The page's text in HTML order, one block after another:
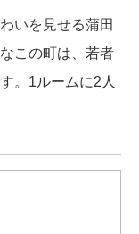
いを見せる蒲田
この町は、若者
。1ルームに2人